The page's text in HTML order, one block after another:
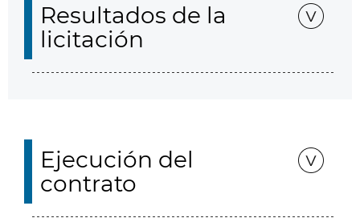
Resultados de la
licitación
Ejecución del
contrato